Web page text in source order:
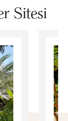
Sitesi